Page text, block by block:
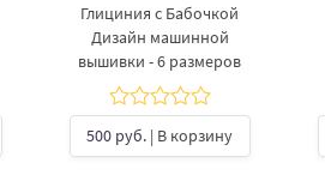
Глициния с Бабочкой
Дизайн машинной
вышивки - 6 размеров
500 руб. | В корзину